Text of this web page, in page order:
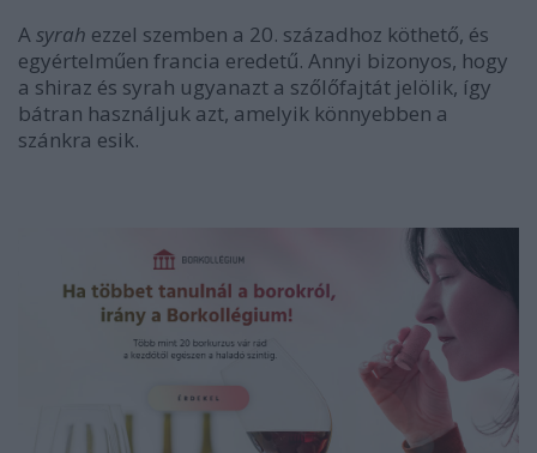
Asyrah ezzel szemben a 20. századhoz köthető, és
egyértelműen francia eredetű. Annyi bizonyos, hogy
a shiraz és syrah ugyanazt a szőlőfajtát jelölik, így
bátran használjuk azt, amelyik könnyebben a
szánkra esik.